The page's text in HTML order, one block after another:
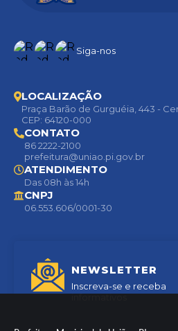
Siga-nos
NEWSLETTER
Inscreva-se e receba
informativos
LOCALIZAÇÃO
Praça Barão de Gurguéia, 443 -
CEP: 64120-000
CONTATO
86 2222-2100
prefeitura@uniao.pi.gov.br
ATENDIMENTO
Das 08h às 14h
CNPJ
06.553.606/0001-30